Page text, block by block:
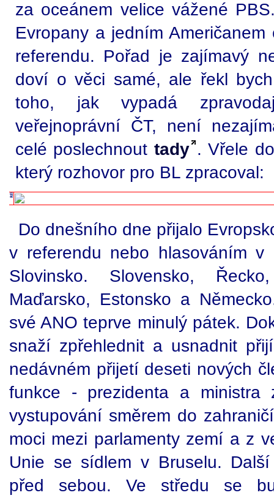
za oceánem velice vážené
Evropany a jedním
referendu. Pořad je zajímavý
doví o věci samé, ale řekl
toho, jak vypadá
veřejnoprávní ČT, není
celé poslechnout tady . Vřele
který rozhovor pro BL zpracoval:
Do dnešního dne přijalo
v referendu nebo hlasováním v
Slovinsko. Slovensko,
Maďarsko, Estonsko a
své ANO teprve minulý pátek.
snaží zpřehlednit a usnadnit
nedávném přijetí deseti nových
funkce - prezidenta a
vystupování směrem do
moci mezi parlamenty zemí a z
Unie se sídlem v Bruselu.
před sebou. Ve středu se